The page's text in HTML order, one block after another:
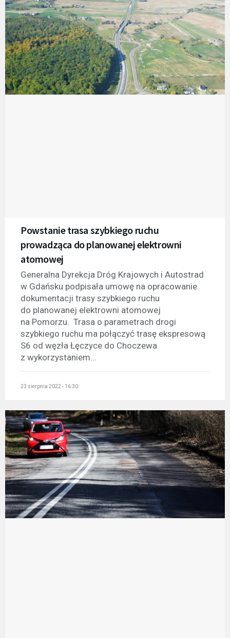
Powstanie trasa szybkiego ruchu
prowadząca do planowanej elektrowni
atomowej
Generalna Dyrekcja Dróg Krajowych i Autostrad
w Gdańsku podpisała umowę na opracowanie
dokumentacji trasy szybkiego ruchu
do planowanej elektrowni atomowej
na Pomorzu. Trasa o parametrach drogi
szybkiego ruchu ma połączyć trasę ekspresową
S6 od węzła Łęczyce do Choczewa
z wykorzystaniem...
23 sierpnia 2022 - 16:30